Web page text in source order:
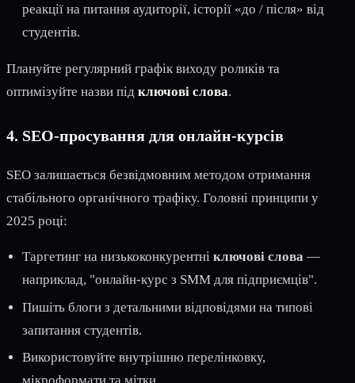
реакції на питання аудиторії, історії «до / після» від
студентів.
Плануйте регулярний графік виходу роликів та
оптимізуйте назви під ключові слова.
4. SEO-просування для онлайн-курсів
SEO залишається безвідмовним методом отримання
стабільного органічного трафіку. Головні принципи у
2025 році:
Таргетинг на низькоконкурентні ключові слова —
наприклад, "онлайн-курс з SMM для підприємців".
Пишіть блоги з детальними відповідями на типові
запитання студентів.
Використовуйте внутрішню перелінковку,